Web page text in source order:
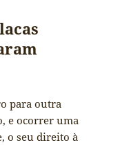
para outra
e ocorrer uma
o seu direito à